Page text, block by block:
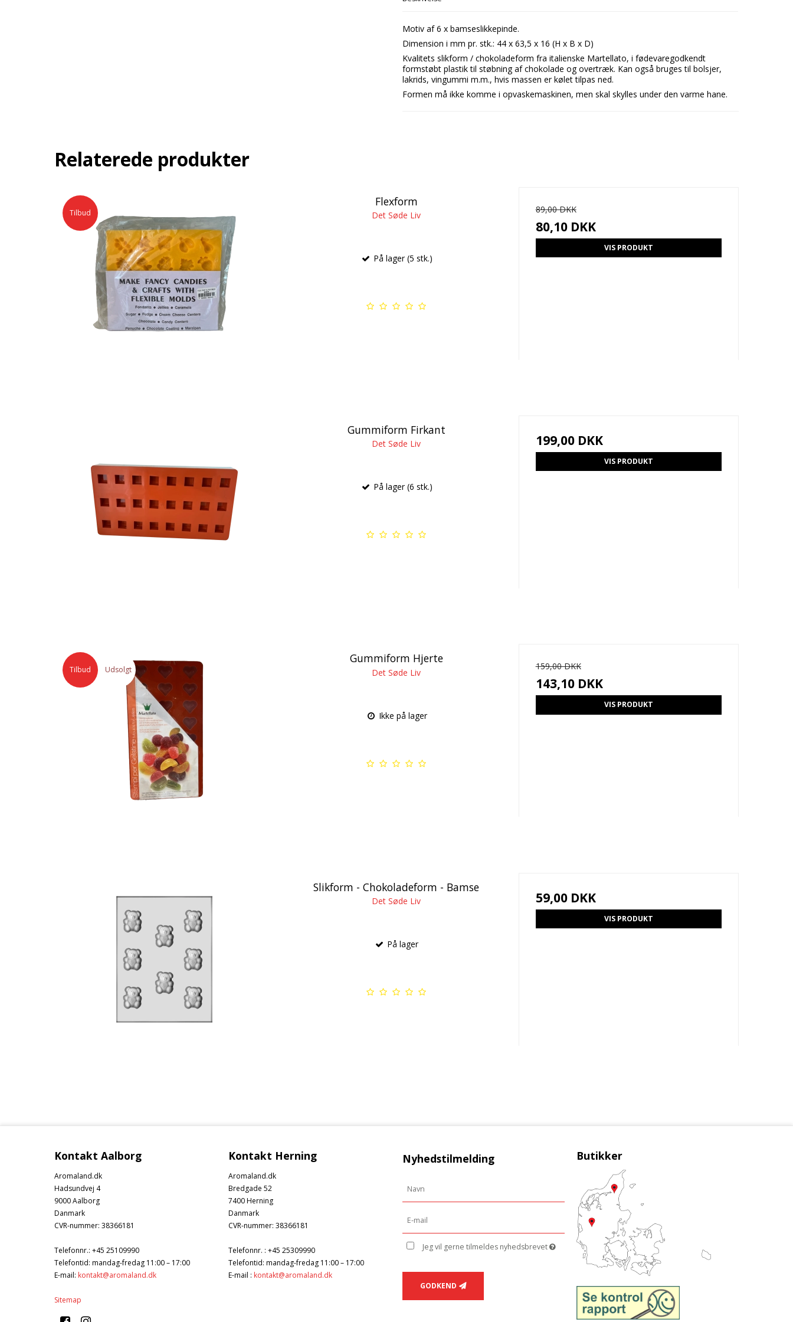
Motiv af 6 x bamseslikkepinde.
Dimension i mm pr. stk.: 44 x 63,5 x 16 (H x B x D)
Kvalitets slikform / chokoladeform fra italienske Martellato, i fødevaregodkendt
formstøbt plastik til støbning af chokolade og overtræk. Kan også bruges til bolsjer,
lakrids, vingummi m.m., hvis massen er kølet tilpas ned.
Formen må ikke komme i opvaskemaskinen, men skal skylles under den varme hane.
Relaterede produkter
Tilbud
Flexform
Det Søde Liv
På lager (5 stk.)
89,00 DKK
80,10 DKK
VIS PRODUKT
Gummiform Firkant
Det Søde Liv
På lager (6 stk.)
199,00 DKK
VIS PRODUKT
Tilbud Udsolgt
Gummiform Hjerte
Det Søde Liv
Ikke på lager
159,00 DKK
143,10 DKK
VIS PRODUKT
Slikform - Chokoladeform - Bamse
Det Søde Liv
På lager
59,00 DKK
VIS PRODUKT
Kontakt Aalborg
Aromaland.dk
Hadsundvej 4
9000 Aalborg
Danmark
CVR-nummer: 38366181
Telefonnr.: +45 25109990
Telefontid: mandag-fredag 11:00 – 17:00
E-mail: kontakt@aromaland.dk
Sitemap
Kontakt Herning
Aromaland.dk
Bredgade 52
7400 Herning
Danmark
CVR-nummer: 38366181
Telefonnr. : +45 25309990
Telefontid: mandag-fredag 11:00 – 17:00
E-mail : kontakt@aromaland.dk
Nyhedstilmelding
Jeg vil gerne tilmeldes nyhedsbrevet
GODKEND
Butikker